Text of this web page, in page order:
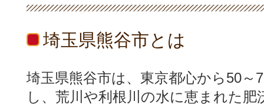
埼玉県熊谷市とは
埼玉県熊谷市は、東京都心から50～
し、荒川や利根川の水に恵まれた